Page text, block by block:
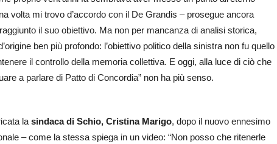
volta mi trovo d’accordo con il De Grandis – prosegue ancora
il suo obiettivo. Ma non per mancanza di analisi storica,
ben più profondo: l’obiettivo politico della sinistra non fu quello
il controllo della memoria collettiva. E oggi, alla luce di ciò che
a parlare di Patto di Concordia” non ha più senso.
la sindaca di Schio, Cristina Marigo, dopo il nuovo ennesimo
– come la stessa spiega in un video: “Non posso che ritenerle